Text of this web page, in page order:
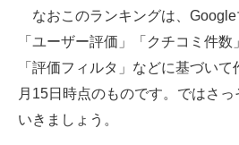
ビジネスと働き方のヒント
企業ITのトレンドを詳説
なおこのランキングは、Google
「ユーザー評価」「クチコミ件数
「評価フィルタ」などに基づい
月15日時点のものです。ではさ
いきましょう。